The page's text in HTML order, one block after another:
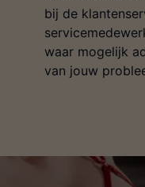
bij de
waar mogelijk
van jouw